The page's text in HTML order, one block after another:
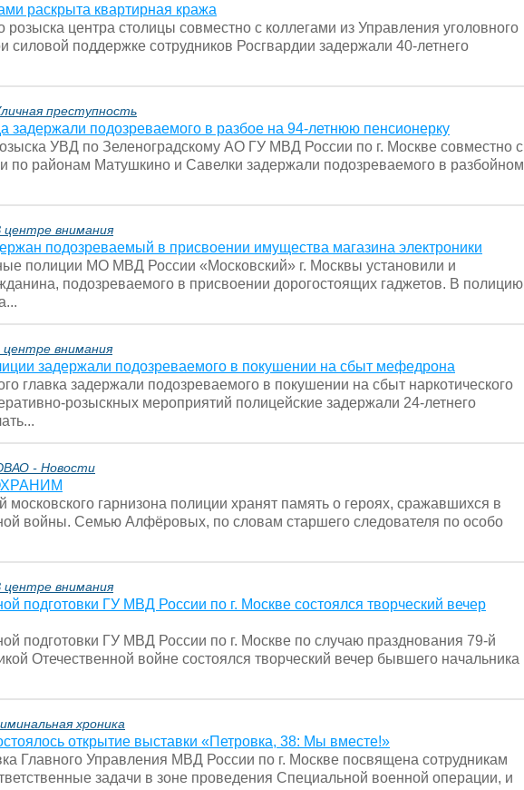
раскрыта квартирная кража
розыска центра столицы совместно с коллегами из Управления уголовного
силовой поддержке сотрудников Росгвардии задержали 40-летнего
преступность
задержали подозреваемого в разбое на 94-летнюю пенсионерку
УВД по Зеленоградскому АО ГУ МВД России по г. Москве совместно с
по районам Матушкино и Савелки задержали подозреваемого в разбойном
внимания
подозреваемый в присвоении имущества магазина электроники
полиции МО МВД России «Московский» г. Москвы установили и
подозреваемого в присвоении дорогостоящих гаджетов. В полицию
внимания
задержали подозреваемого в покушении на сбыт мефедрона
главка задержали подозреваемого в покушении на сбыт наркотического
розыскных мероприятий полицейские задержали 24-летнего
- Новости
московского гарнизона полиции хранят память о героях, сражавшихся в
войны. Семью Алфёровых, по словам старшего следователя по особо
внимания
подготовки ГУ МВД России по г. Москве состоялся творческий вечер
подготовки ГУ МВД России по г. Москве по случаю празднования 79-й
Отечественной войне состоялся творческий вечер бывшего начальника
хроника
открытие выставки «Петровка, 38: Мы вместе!»
Главного Управления МВД России по г. Москве посвящена сотрудникам
задачи в зоне проведения Специальной военной операции, и